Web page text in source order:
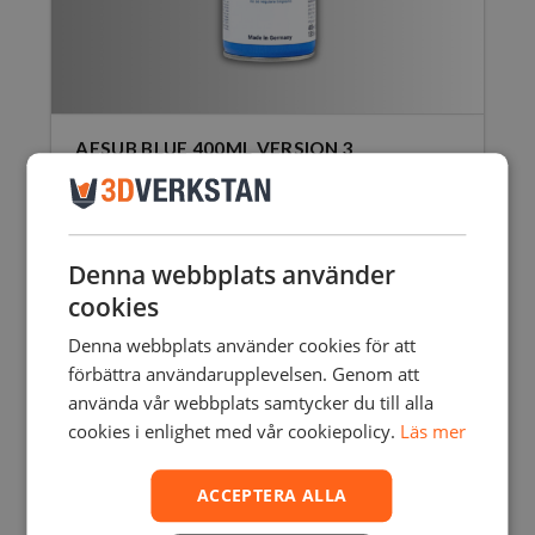
AESUB BLUE 400ML VERSION 3
440,00SEK
352,00
SEK exkl. moms
Denna webbplats använder
cookies
Denna webbplats använder cookies för att
förbättra användarupplevelsen. Genom att
använda vår webbplats samtycker du till alla
cookies i enlighet med vår cookiepolicy. Läs mer
ACCEPTERA ALLA